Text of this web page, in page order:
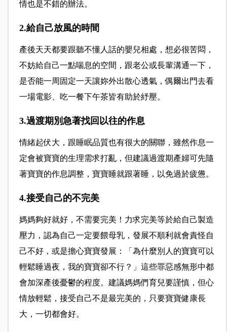
情也是不錯的辦法。
2.給自己放風的時間
產後天天都要跟聽不懂人話的嬰兒相處，想必很苦悶，
不妨給自己一點喘息的空間，跟老公或長輩溝通一下，
是否能一周固定一天讓妳外出散心透氣，偶爾出門去看
一場電影、吃一餐下午茶皆有助於紓壓。
3.過渡期別急著找回以往的作息
情緒起伏大，跟睡眠品質也有很大的關聯，雖然作息一
定會被寶寶的生理需求打亂，但建議過渡期產婦可先隨
著寶寶的作息調整，寶寶睡就跟著睡，以免過於疲憊。
4.接受自己的不完美
媽媽夠好就好，不需要完美！力求完美等於給自己製造
壓力，認為自己一定要餵母乳，發展不順利就會責怪自
己不好，或是擔心寶寶發展：「為什麼別人的寶寶可以
輕鬆睡過夜，我的寶寶卻不行？」這些罪惡感無形中都
會加深產後憂鬱的程度。建議媽媽們育兒要謹慎，但心
情放輕鬆，接受自己不是最完美的，只要寶寶健康長
大，一切都會好。